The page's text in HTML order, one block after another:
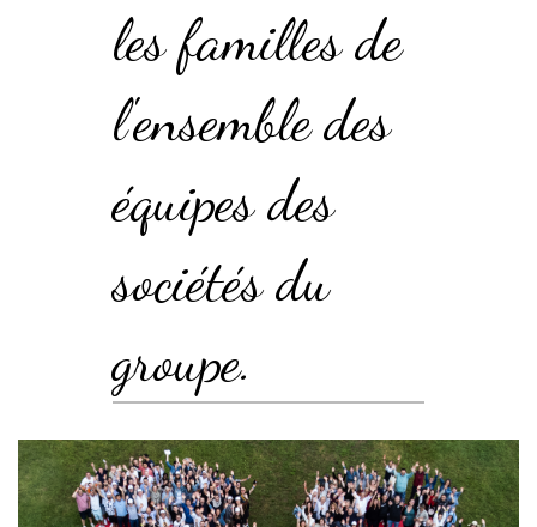
les familles de
l'ensemble des
équipes des
sociétés du
groupe.